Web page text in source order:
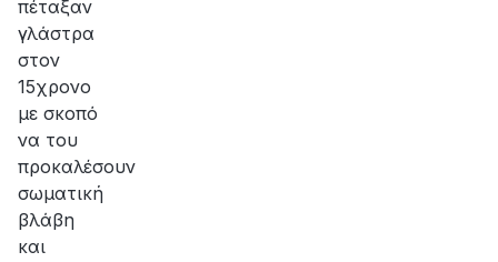
πέταξαν
γλάστρα
στον
15χρονο
με σκοπό
να του
προκαλέσουν
σωματική
βλάβη
και